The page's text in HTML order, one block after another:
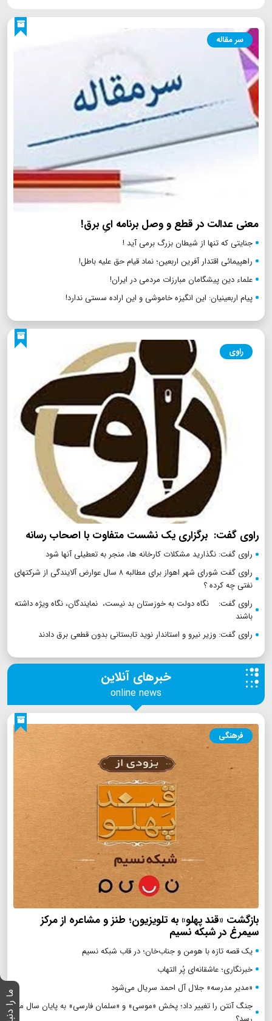
سر مقاله
معنی عدالت در قطع و وصل برنامه ایِ برق!
جنایتی که تنها از شیطان بزرگ برمی آید !
راهپیمائی اقتدار آفرین اربعین؛ نماد قیام حق علیه باطل!
علماء دین پیشگامان مبارزات مردمی در ایران!
پیام اربعینیان: این انگیزه خاموشی و این اراده سستی ندارد!
راوی
راوی گفت: برگزاری یک نشست متفاوت با اصحاب رسانه
راوی گفت: نگذارید مشکلات کارخانه ها، منجر به تعطیلی آنها شود
راوی گفت شورای شهر اهواز برای مطالبه ۸ سال عوارض آلایندگی از شرکتهای
نفتی چه کرده ؟
راوی گفت: نگاه دولت به خوزستان بد نیست، نمایندگان، نگاه ویژه داشته
باشند
راوی گفت: وزیر نیرو و استاندار نوید تابستانی بدون قطعی برق دادند
خبرهای آنلاین
online news
فرهنگی
بازگشت «قند پهلو» به تلویزیون؛ طنز و مشاعره از مرکز
سیمرغ در شبکه نسیم
یک قصه تازه با هومن و جناب‌خان؛ در قاب شبکه نسیم
خبرنگاری؛ عاشقانه‌ای پُر التهاب
«مدیر مدرسه» جلال آل احمد سریال می‌شود
جنگ آنتن را تغییر داد؛ پخش «موسی» و «سلمان فارسی» به پایان سال می